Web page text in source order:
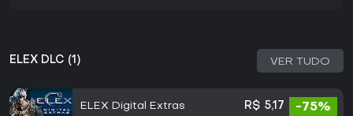
ELEX DLC (1) VER TUDO
ELEX Digital Extras R$ 5,17 -75%